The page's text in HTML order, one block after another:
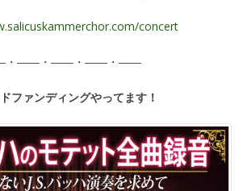
concert
――・――・――・――
ファンディングやってます！